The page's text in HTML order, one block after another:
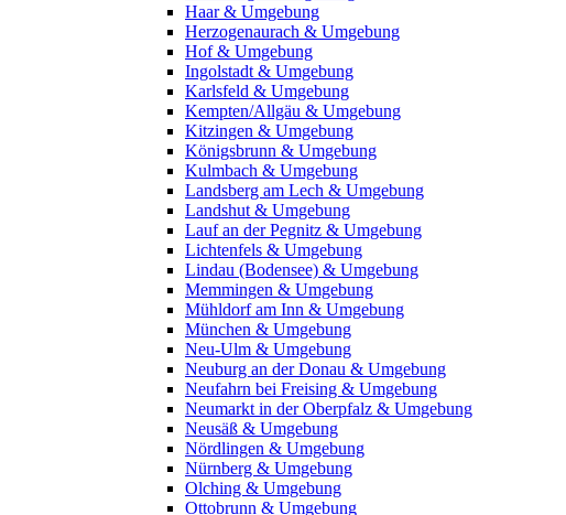
Haar & Umgebung
Herzogenaurach & Umgebung
Hof & Umgebung
Ingolstadt & Umgebung
Karlsfeld & Umgebung
Kempten/Allgäu & Umgebung
Kitzingen & Umgebung
Königsbrunn & Umgebung
Kulmbach & Umgebung
Landsberg am Lech & Umgebung
Landshut & Umgebung
Lauf an der Pegnitz & Umgebung
Lichtenfels & Umgebung
Lindau (Bodensee) & Umgebung
Memmingen & Umgebung
Mühldorf am Inn & Umgebung
München & Umgebung
Neu-Ulm & Umgebung
Neuburg an der Donau & Umgebung
Neufahrn bei Freising & Umgebung
Neumarkt in der Oberpfalz & Umgebung
Neusäß & Umgebung
Nördlingen & Umgebung
Nürnberg & Umgebung
Olching & Umgebung
Ottobrunn & Umgebung